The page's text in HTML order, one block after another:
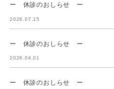
ー 休診のおしらせ ー
2026.07.15
ー 休診のおしらせ ー
2026.04.01
ー 休診のおしらせ ー